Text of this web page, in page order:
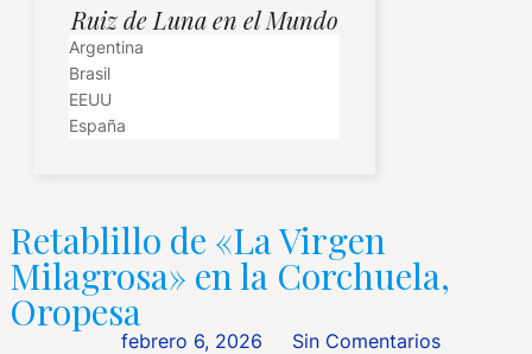
Ruiz de Luna en el Mundo
Argentina
Brasil
EEUU
España
Retablillo de «La Virgen
Milagrosa» en la Corchuela,
Oropesa
febrero 6, 2026
Sin Comentarios